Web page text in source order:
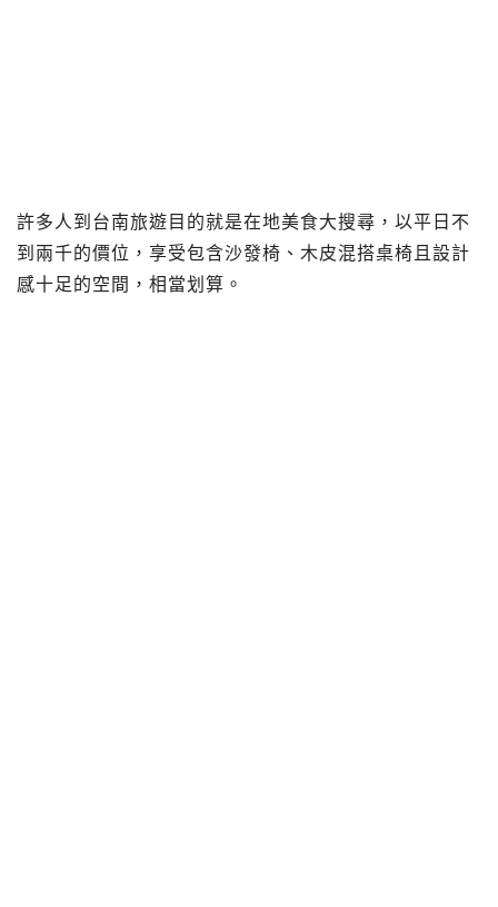
許多人到台南旅遊目的就是在地美食大搜尋，以平日不
到兩千的價位，享受包含沙發椅、木皮混搭桌椅且設計
感十足的空間，相當划算。